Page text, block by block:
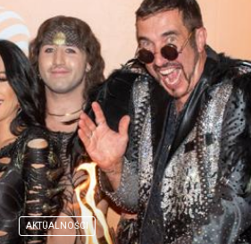
AKTUALNOŚCI